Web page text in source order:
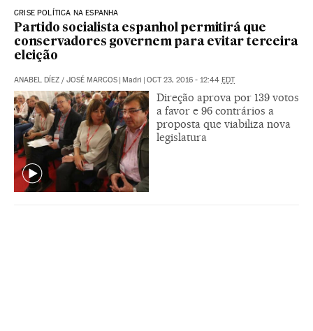
CRISE POLÍTICA NA ESPANHA
Partido socialista espanhol permitirá que
conservadores governem para evitar terceira
eleição
ANABEL DÍEZ / JOSÉ MARCOS | Madri | OCT 23, 2016 - 12:44 EDT
Direção aprova por 139 votos
a favor e 96 contrários a
proposta que viabiliza nova
legislatura